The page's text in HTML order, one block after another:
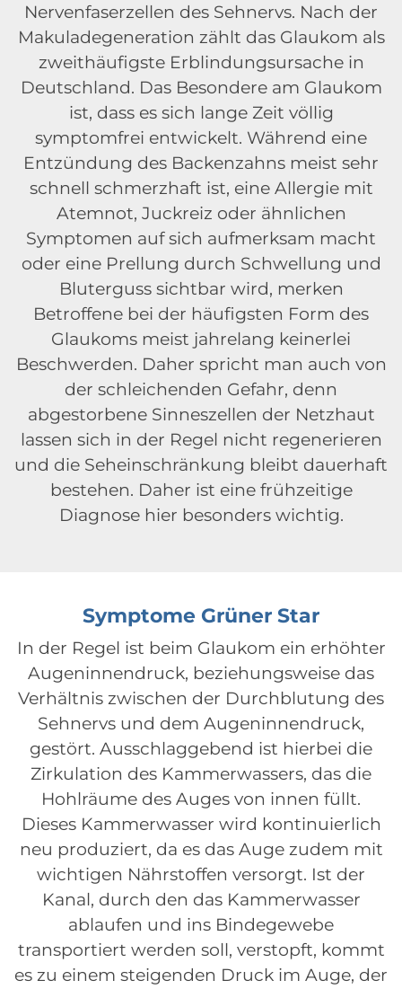
Nervenfaserzellen des Sehnervs. Nach der
Makuladegeneration zählt das Glaukom als
zweithäufigste Erblindungsursache in
Deutschland. Das Besondere am Glaukom
ist, dass es sich lange Zeit völlig
symptomfrei entwickelt. Während eine
Entzündung des Backenzahns meist sehr
schnell schmerzhaft ist, eine Allergie mit
Atemnot, Juckreiz oder ähnlichen
Symptomen auf sich aufmerksam macht
oder eine Prellung durch Schwellung und
Bluterguss sichtbar wird, merken
Betroffene bei der häufigsten Form des
Glaukoms meist jahrelang keinerlei
Beschwerden. Daher spricht man auch von
der schleichenden Gefahr, denn
abgestorbene Sinneszellen der Netzhaut
lassen sich in der Regel nicht regenerieren
und die Seheinschränkung bleibt dauerhaft
bestehen. Daher ist eine frühzeitige
Diagnose hier besonders wichtig.
Symptome Grüner Star
In der Regel ist beim Glaukom ein erhöhter
Augeninnendruck, beziehungsweise das
Verhältnis zwischen der Durchblutung des
Sehnervs und dem Augeninnendruck,
gestört. Ausschlaggebend ist hierbei die
Zirkulation des Kammerwassers, das die
Hohlräume des Auges von innen füllt.
Dieses Kammerwasser wird kontinuierlich
neu produziert, da es das Auge zudem mit
wichtigen Nährstoffen versorgt. Ist der
Kanal, durch den das Kammerwasser
ablaufen und ins Bindegewebe
transportiert werden soll, verstopft, kommt
es zu einem steigenden Druck im Auge, der